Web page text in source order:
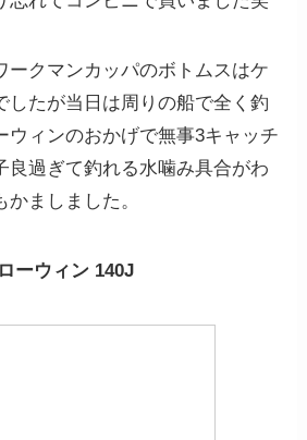
ークマンカッパのボトムスはケ
したが当日は周りの船で全く釣
ウィンのおかげで無事3キャッチ
良過ぎて釣れる水噛み具合がわ
ましました。
ーウィン 140J